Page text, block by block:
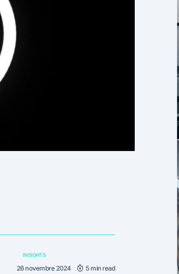
INSIGHTS
26 novembre 2024 5 min read